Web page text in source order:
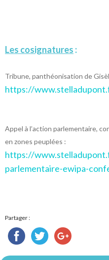
Les cosignatures :
Tribune, panthéonisation de
https://
Appel à l’action parlementaire,
en zones peuplées :
https://
parlementaire-ewipa-
Partager :